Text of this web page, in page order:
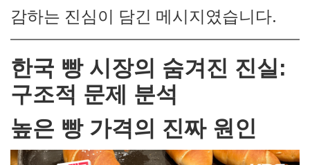
감하는 진심이 담긴 메시지였습니다.
한국 빵 시장의 숨겨진 진실:
구조적 문제 분석
높은 빵 가격의 진짜 원인